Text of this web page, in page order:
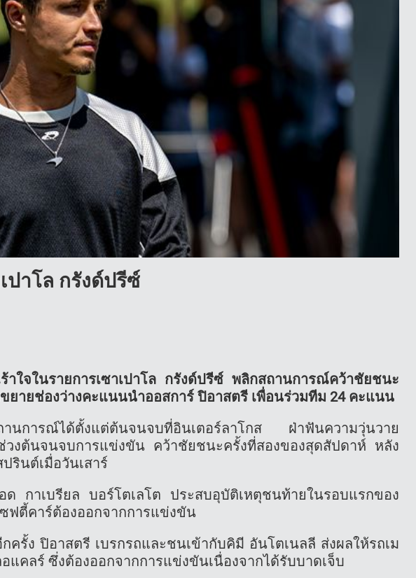
ปาโล กรังด์ปรีซ์
ใจในรายการเซาเปาโล กรังด์ปรีซ์ พลิกสถานการณ์คว้าชัยชนะ
ายช่องว่างคะแนนนำออสการ์ ปิอาสตรี เพื่อนร่วมทีม 24 คะแนน
านการณ์ได้ตั้งแต่ต้นจนจบที่อินเตอร์ลาโกส ฝ่าฟันความวุ่นวาย
วงต้นจนจบการแข่งขัน คว้าชัยชนะครั้งที่สองของสุดสัปดาห์ หลัง
รินต์เมื่อวันเสาร์
ด กาเบรียล บอร์โตเลโต ประสบอุบัติเหตุชนท้ายในรอบแรกของ
ฟตี้คาร์ต้องออกจากการแข่งขัน
รั้ง ปิอาสตรี เบรกรถและชนเข้ากับคิมี อันโตเนลลี ส่งผลให้รถเม
แคลร์ ซึ่งต้องออกจากการแข่งขันเนื่องจากได้รับบาดเจ็บ